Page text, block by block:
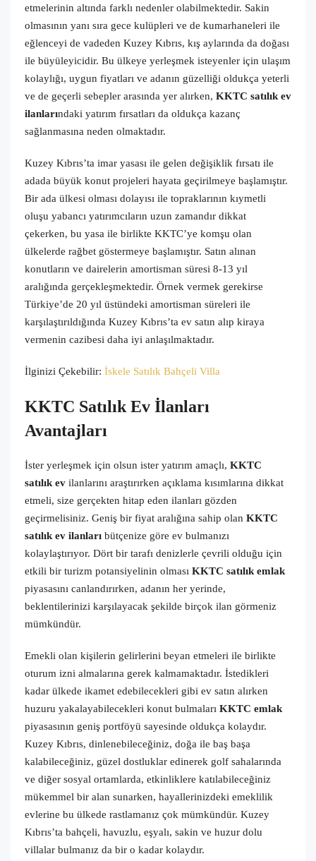
etmelerinin altında farklı nedenler olabilmektedir. Sakin
olmasının yanı sıra gece kulüpleri ve de kumarhaneleri ile
eğlenceyi de vadeden Kuzey Kıbrıs, kış aylarında da doğası
ile büyüleyicidir. Bu ülkeye yerleşmek isteyenler için ulaşım
kolaylığı, uygun fiyatları ve adanın güzelliği oldukça yeterli
ve de geçerli sebepler arasında yer alırken, KKTC satılık ev
ilanlarındaki yatırım fırsatları da oldukça kazanç
sağlanmasına neden olmaktadır.
Kuzey Kıbrıs’ta imar yasası ile gelen değişiklik fırsatı ile
adada büyük konut projeleri hayata geçirilmeye başlamıştır.
Bir ada ülkesi olması dolayısı ile topraklarının kıymetli
oluşu yabancı yatırımcıların uzun zamandır dikkat
çekerken, bu yasa ile birlikte KKTC’ye komşu olan
ülkelerde rağbet göstermeye başlamıştır. Satın alınan
konutların ve dairelerin amortisman süresi 8-13 yıl
aralığında gerçekleşmektedir. Örnek vermek gerekirse
Türkiye’de 20 yıl üstündeki amortisman süreleri ile
karşılaştırıldığında Kuzey Kıbrıs’ta ev satın alıp kiraya
vermenin cazibesi daha iyi anlaşılmaktadır.
İlginizi Çekebilir: İskele Satılık Bahçeli Villa
KKTC Satılık Ev İlanları
Avantajları
İster yerleşmek için olsun ister yatırım amaçlı, KKTC
satılık ev ilanlarını araştırırken açıklama kısımlarına dikkat
etmeli, size gerçekten hitap eden ilanları gözden
geçirmelisiniz. Geniş bir fiyat aralığına sahip olan KKTC
satılık ev ilanları bütçenize göre ev bulmanızı
kolaylaştırıyor. Dört bir tarafı denizlerle çevrili olduğu için
etkili bir turizm potansiyelinin olması KKTC satılık emlak
piyasasını canlandırırken, adanın her yerinde,
beklentilerinizi karşılayacak şekilde birçok ilan görmeniz
mümkündür.
Emekli olan kişilerin gelirlerini beyan etmeleri ile birlikte
oturum izni almalarına gerek kalmamaktadır. İstedikleri
kadar ülkede ikamet edebilecekleri gibi ev satın alırken
huzuru yakalayabilecekleri konut bulmaları KKTC emlak
piyasasının geniş portföyü sayesinde oldukça kolaydır.
Kuzey Kıbrıs, dinlenebileceğiniz, doğa ile baş başa
kalabileceğiniz, güzel dostluklar edinerek golf sahalarında
ve diğer sosyal ortamlarda, etkinliklere katılabileceğiniz
mükemmel bir alan sunarken, hayallerinizdeki emeklilik
evlerine bu ülkede rastlamanız çok mümkündür. Kuzey
Kıbrıs’ta bahçeli, havuzlu, eşyalı, sakin ve huzur dolu
villalar bulmanız da bir o kadar kolaydır.